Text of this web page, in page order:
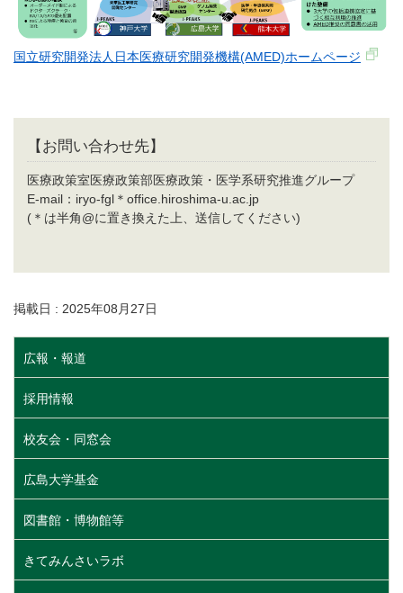
国立研究開発法人日本医療研究開発機構(AMED)ホームページ
【お問い合わせ先】
医療政策室医療政策部医療政策・医学系研究推進グループ
E-mail：iryo-fgl＊office.hiroshima-u.ac.jp
(＊は半角@に置き換えた上、送信してください)
掲載日 : 2025年08月27日
広報・報道
採用情報
校友会・同窓会
広島大学基金
図書館・博物館等
きてみんさいラボ